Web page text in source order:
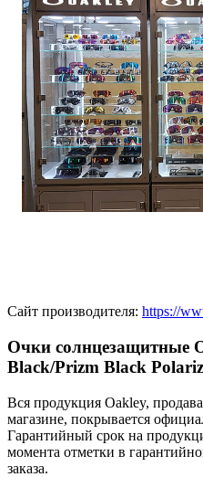
Сайт производителя: https://
Очки солнцезащитные
Black/Prizm Black
Вся продукция Oakley,
магазине, покрывается
Гарантийный срок на
момента отметки в
заказа.